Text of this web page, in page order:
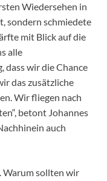
Wiedersehen in
sondern schmiedete
mit Blick auf die
alle
dass wir die Chance
das zusätzliche
Wir fliegen nach
betont Johannes
auch
Warum sollten wir